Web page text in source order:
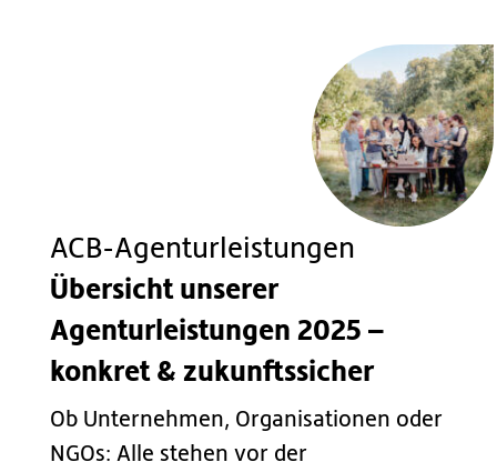
ACB-Agenturleistungen
Übersicht unserer
Agenturleistungen 2025 –
konkret & zukunftssicher
Ob Unternehmen, Organisationen oder
NGOs: Alle stehen vor der